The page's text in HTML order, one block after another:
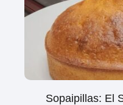
Sopaipillas: El